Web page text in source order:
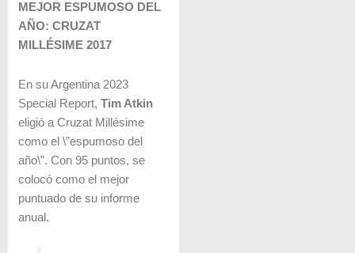
MEJOR ESPUMOSO DEL
AÑO: CRUZAT
MILLÉSIME 2017
En su Argentina 2023
Special Report, Tim Atkin
eligió a Cruzat Millésime
como el \”espumoso del
año\”. Con 95 puntos, se
colocó como el mejor
puntuado de su informe
anual.